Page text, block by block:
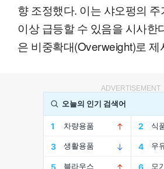
향 조정했다. 이는 샤오펑의
이상 급등할 수 있음을 시사한
은 비중확대(Overweight)로 제
ADVERTISEMENT